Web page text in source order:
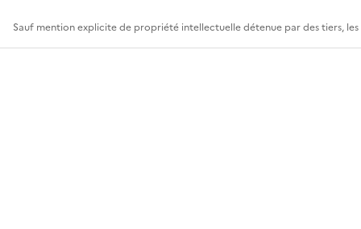
Sauf mention explicite de propriété intellectuelle détenue par des tiers,